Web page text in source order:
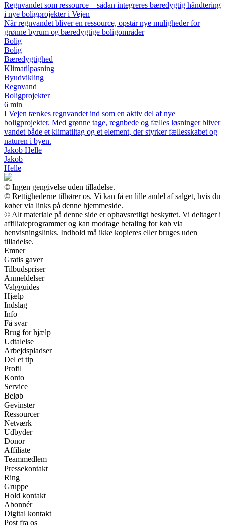
Regnvandet som ressource – sådan integreres bæredygtig håndtering
i nye boligprojekter i Vejen
Når regnvandet bliver en ressource, opstår nye muligheder for
grønne byrum og bæredygtige boligområder
Bolig
Bolig
Bæredygtighed
Klimatilpasning
Byudvikling
Regnvand
Boligprojekter
6 min
I Vejen tænkes regnvandet ind som en aktiv del af nye
boligprojekter. Med grønne tage, regnbede og fælles løsninger bliver
vandet både et klimatiltag og et element, der styrker fællesskabet og
naturen i byen.
Jakob Helle
Jakob
Helle
© Ingen gengivelse uden tilladelse.
© Rettighederne tilhører os. Vi kan få en lille andel af salget, hvis du
køber via links på denne hjemmeside.
© Alt materiale på denne side er ophavsretligt beskyttet. Vi deltager i
affiliateprogrammer og kan modtage betaling for køb via
henvisningslinks. Indhold må ikke kopieres eller bruges uden
tilladelse.
Emner
Gratis gaver
Tilbudspriser
Anmeldelser
Valgguides
Hjælp
Indslag
Info
Få svar
Brug for hjælp
Udtalelse
Arbejdspladser
Del et tip
Profil
Konto
Service
Beløb
Gevinster
Ressourcer
Netværk
Udbyder
Donor
Affiliate
Teammedlem
Pressekontakt
Ring
Gruppe
Hold kontakt
Abonnér
Digital kontakt
Post fra os